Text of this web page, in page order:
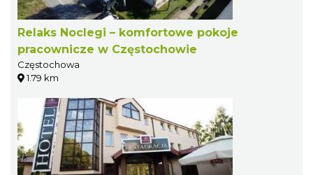
Relaks Noclegi – komfortowe pokoje
pracownicze w Częstochowie
Częstochowa
1.79 km